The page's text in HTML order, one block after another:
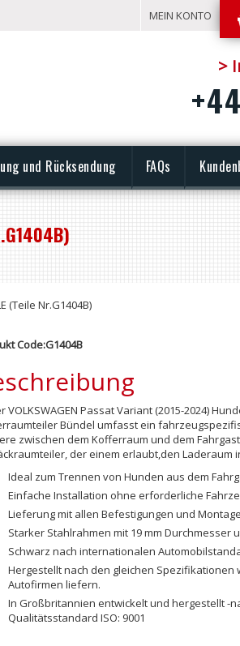
MEIN KONTO
>
und Rücksendung FAQs
(Teile Nr.G1404B)
Code:G1404B
VOLKSWAGEN Passat Variant (2015-2024)
Bündel umfasst ein
zwischen dem Kofferraum und dem
der einem erlaubt,den Laderaum
Ideal zum Trennen von Hunden aus dem
Einfache Installation ohne erforderliche
Lieferung mit allen Befestigungen und
Starker Stahlrahmen mit 19 mm Durchmesser
Schwarz nach internationalen
Hergestellt nach den gleichen Spezifikationen
Autofirmen liefern.
In Großbritannien entwickelt und hergestellt -
Qualitätsstandard ISO: 9001